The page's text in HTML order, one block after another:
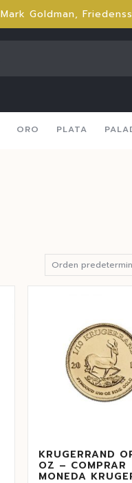
Mark Goldman,
ORO PLATA
KRUGERRAND
OZ – COMPRAR
MONEDA